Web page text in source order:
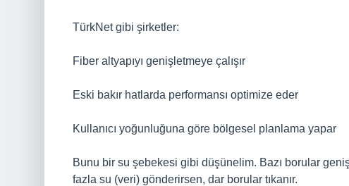
TürkNet gibi şirketler:
Fiber altyapıyı genişletmeye çalışır
Eski bakır hatlarda performansı optimize eder
Kullanıcı yoğunluğuna göre bölgesel planlama yapar
Bunu bir su şebekesi gibi düşünelim. Bazı borular
fazla su (veri) gönderirsen, dar borular tıkanır.